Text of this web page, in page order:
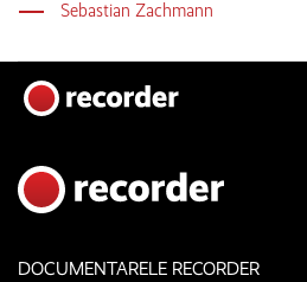
Sebastian Zachmann
DOCUMENTARELE RECORDER